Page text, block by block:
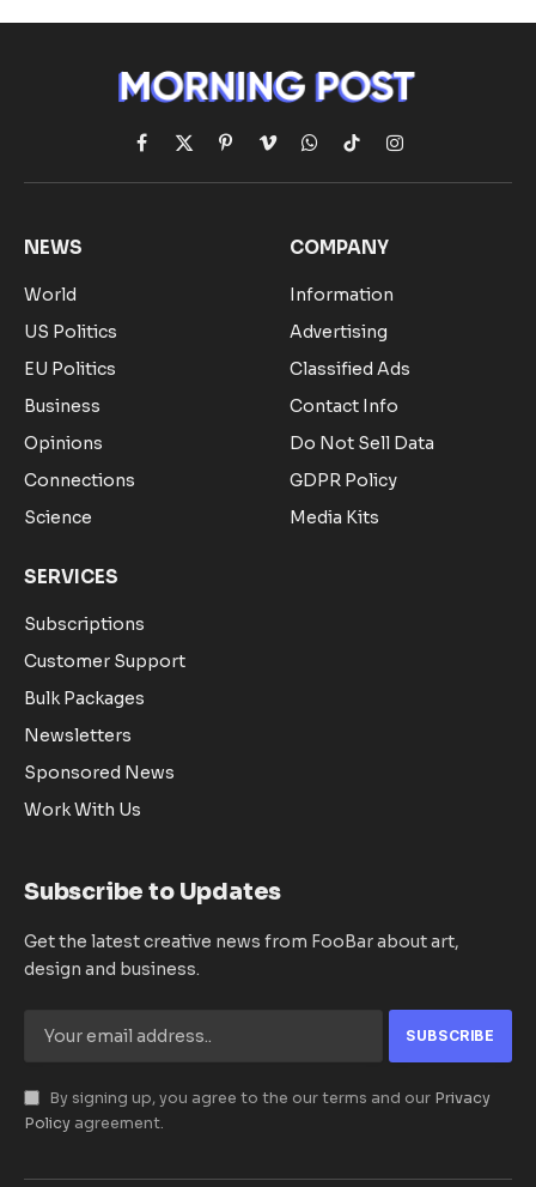
Facebook
X
(Twitter)
Pinterest
VimeoWhatsApp
TikTokInstagram
NEWS
World
US Politics
EU Politics
Business
Opinions
Connections
Science
COMPANY
Information
Advertising
Classified Ads
Contact Info
Do Not Sell Data
GDPR Policy
Media Kits
SERVICES
Subscriptions
Customer Support
Bulk Packages
Newsletters
Sponsored News
Work With Us
Subscribe to Updates
Get the latest creative news from FooBar about art,
design and business.
By signing up, you agree to the our terms and our Privacy
Policy agreement.